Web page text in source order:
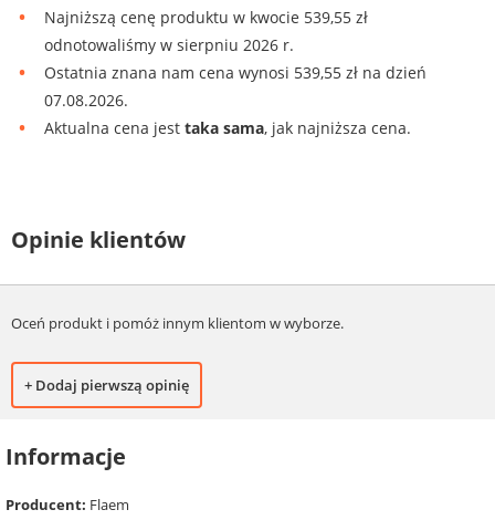
Najniższą cenę produktu w kwocie 539,55 zł
odnotowaliśmy w sierpniu 2026 r.
Ostatnia znana nam cena wynosi 539,55 zł na dzień
07.08.2026.
Aktualna cena jest taka sama, jak najniższa cena.
Opinie klientów
Oceń produkt i pomóż innym klientom w wyborze.
+ Dodaj pierwszą opinię
Informacje
Producent: Flaem